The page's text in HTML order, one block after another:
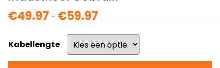
€49.97 - €59.97
tot
€59.97
Kabellengte